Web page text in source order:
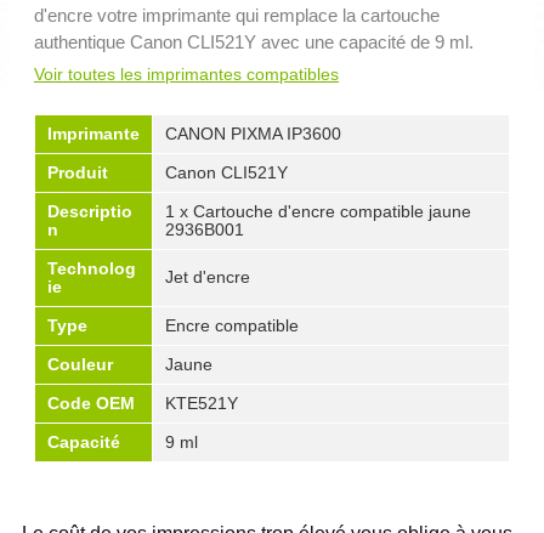
d'encre votre imprimante qui remplace la cartouche
authentique Canon CLI521Y avec une capacité de 9 ml.
Voir toutes les imprimantes compatibles
Imprimante
CANON PIXMA IP3600
Produit
Canon CLI521Y
Descriptio
n
1 x Cartouche d'encre compatible jaune
2936B001
Technolog
ie
Jet d'encre
Type
Encre compatible
Couleur
Jaune
Code OEM
KTE521Y
Capacité
9 ml